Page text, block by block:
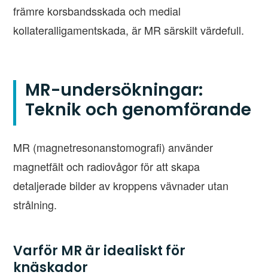
främre korsbandsskada och medial
kollateralligamentskada, är MR särskilt värdefull.
MR-undersökningar:
Teknik och genomförande
MR (magnetresonanstomografi) använder
magnetfält och radiovågor för att skapa
detaljerade bilder av kroppens vävnader utan
strålning.
Varför MR är idealiskt för
knäskador